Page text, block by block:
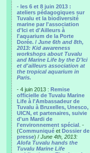
- les 6 et 8 juin 2013 :
ateliers pédagogiques sur
Tuvalu et la biodiversité
marine par l'association
d'Ici et d'Ailleurs à
l'aquarium de la Porte
Dorée. / June 6th and 8th,
2013: Kid awareness
workshops about Tuvalu
and Marine Life by the D'Ici
et d'ailleurs association at
the tropical aquarium in
Paris.
- 4 juin 2013 : Remise
officielle de Tuvalu Marine
Life à l'Ambassadeur de
Tuvalu à Bruxelles, Unesco,
UICN, et partenaires, suivie
d'un Mardi de
l'environnement spécial . -
(Communiqué et Dossier de
presse) / June 4th, 2013:
Alofa Tuvalu hands the
Tuvalu Marine Life